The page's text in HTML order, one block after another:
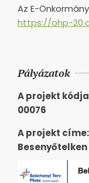
Az E-
https://ohp-
Pályázatok
A projekt
00076
A projekt
Besenyőtelken